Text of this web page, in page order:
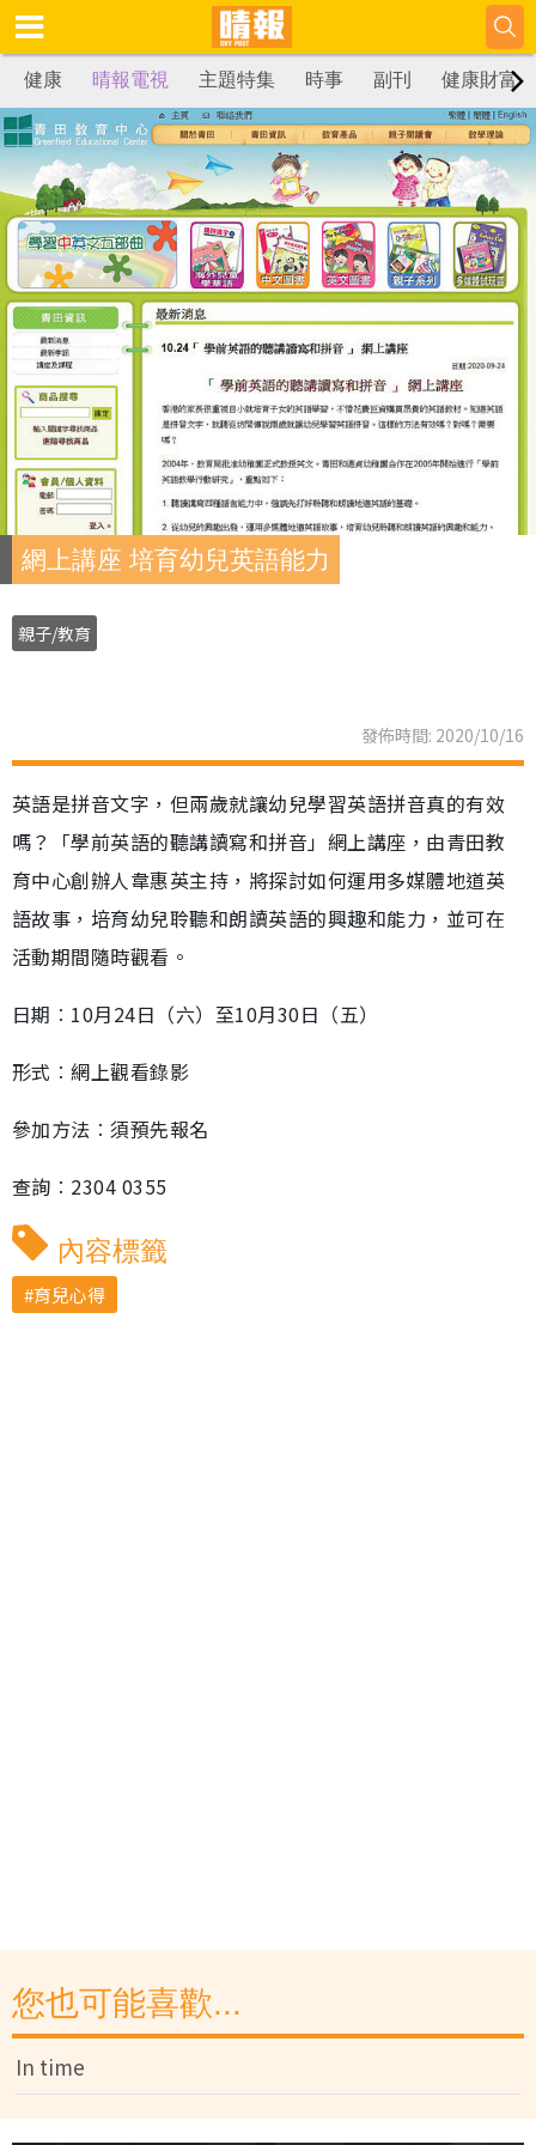
健康 晴報電視 主題特集 時事 副刊 健康財富
網上講座 培育幼兒英語能力
親子/教育
發佈時間: 2020/10/16
英語是拼音文字，但兩歲就讓幼兒學習英語拼音真的有效
嗎？「學前英語的聽講讀寫和拼音」網上講座，由青田教
育中心創辦人韋惠英主持，將探討如何運用多媒體地道英
語故事，培育幼兒聆聽和朗讀英語的興趣和能力，並可在
活動期間隨時觀看。
日期︰10月24日（六）至10月30日（五）
形式︰網上觀看錄影
參加方法︰須預先報名
查詢︰2304 0355
內容標籤
育兒心得
您也可能喜歡...
In time